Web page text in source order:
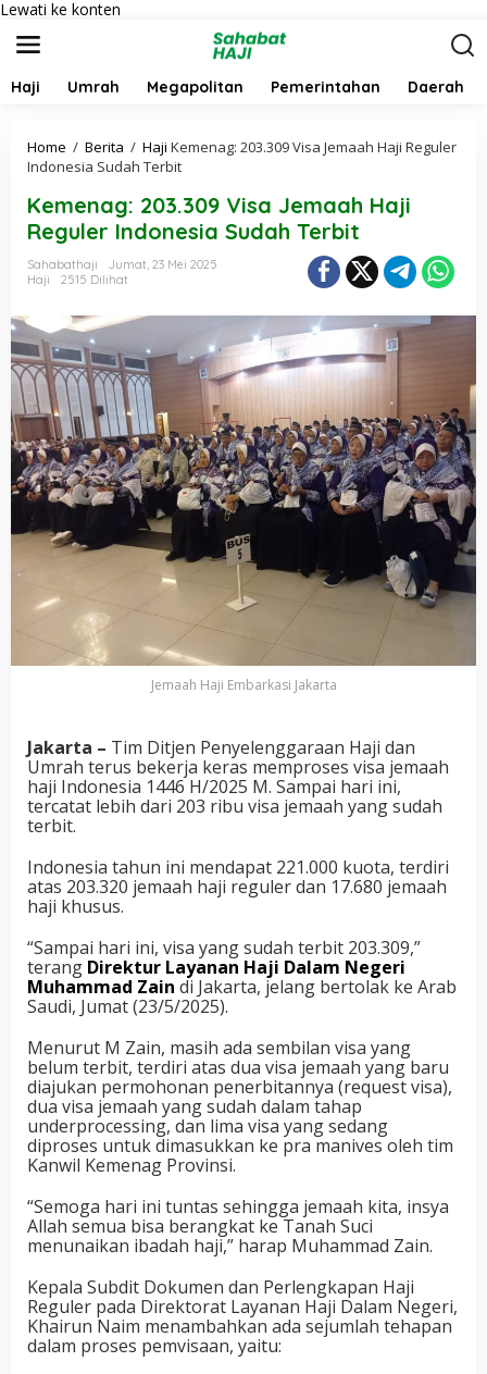
Lewati ke konten
Haji Umrah Megapolitan Pemerintahan Daerah
Home / Berita / Haji Kemenag: 203.309 Visa Jemaah Haji Reguler
Indonesia Sudah Terbit
Kemenag: 203.309 Visa Jemaah Haji
Reguler Indonesia Sudah Terbit
Sahabathaji
Jumat, 23 Mei 2025
Haji
2515 Dilihat
Jemaah Haji Embarkasi Jakarta
Jakarta – Tim Ditjen Penyelenggaraan Haji dan
Umrah terus bekerja keras memproses visa jemaah
haji Indonesia 1446 H/2025 M. Sampai hari ini,
tercatat lebih dari 203 ribu visa jemaah yang sudah
terbit.
Indonesia tahun ini mendapat 221.000 kuota, terdiri
atas 203.320 jemaah haji reguler dan 17.680 jemaah
haji khusus.
“Sampai hari ini, visa yang sudah terbit 203.309,”
terang Direktur Layanan Haji Dalam Negeri
Muhammad Zain di Jakarta, jelang bertolak ke Arab
Saudi, Jumat (23/5/2025).
Menurut M Zain, masih ada sembilan visa yang
belum terbit, terdiri atas dua visa jemaah yang baru
diajukan permohonan penerbitannya (request visa),
dua visa jemaah yang sudah dalam tahap
underprocessing, dan lima visa yang sedang
diproses untuk dimasukkan ke pra manives oleh tim
Kanwil Kemenag Provinsi.
“Semoga hari ini tuntas sehingga jemaah kita, insya
Allah semua bisa berangkat ke Tanah Suci
menunaikan ibadah haji,” harap Muhammad Zain.
Kepala Subdit Dokumen dan Perlengkapan Haji
Reguler pada Direktorat Layanan Haji Dalam Negeri,
Khairun Naim menambahkan ada sejumlah tehapan
dalam proses pemvisaan, yaitu: